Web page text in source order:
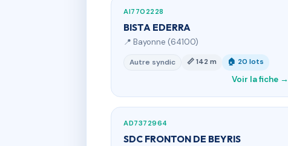
AI7702228
BISTA EDERRA
📍 Bayonne (64100)
Autre syndic 📏 142 m 🏠 20 lots
Voir la fiche →
AD7372964
SDC FRONTON DE BEYRIS